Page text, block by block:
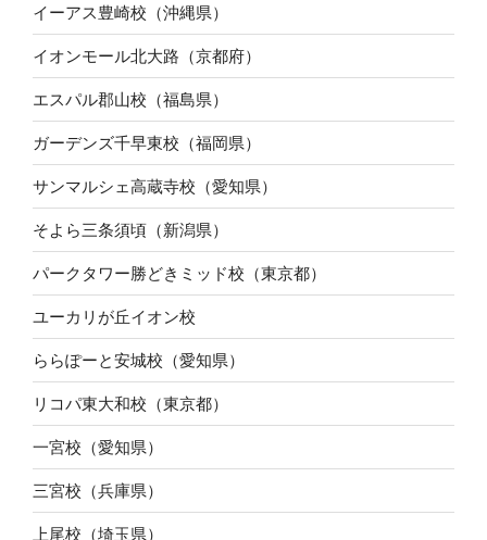
イーアス豊崎校（沖縄県）
イオンモール北大路（京都府）
エスパル郡山校（福島県）
ガーデンズ千早東校（福岡県）
サンマルシェ高蔵寺校（愛知県）
そよら三条須頃（新潟県）
パークタワー勝どきミッド校（東京都）
ユーカリが丘イオン校
ららぽーと安城校（愛知県）
リコパ東大和校（東京都）
一宮校（愛知県）
三宮校（兵庫県）
上尾校（埼玉県）